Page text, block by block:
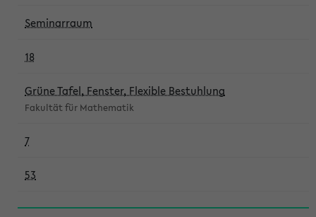
Seminarraum
18
Grüne Tafel, Fenster, Flexible Bestuhlung
Fakultät für Mathematik
7
53